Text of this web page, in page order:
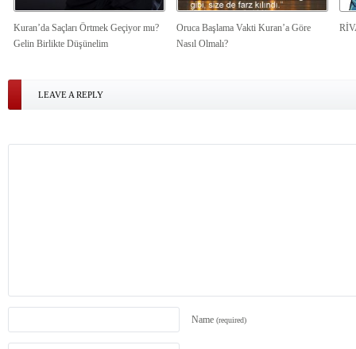
Kuran’da Saçları Örtmek Geçiyor mu?
Gelin Birlikte Düşünelim
Oruca Başlama Vakti Kuran’a Göre
Nasıl Olmalı?
LEAVE A REPLY
Name (required)